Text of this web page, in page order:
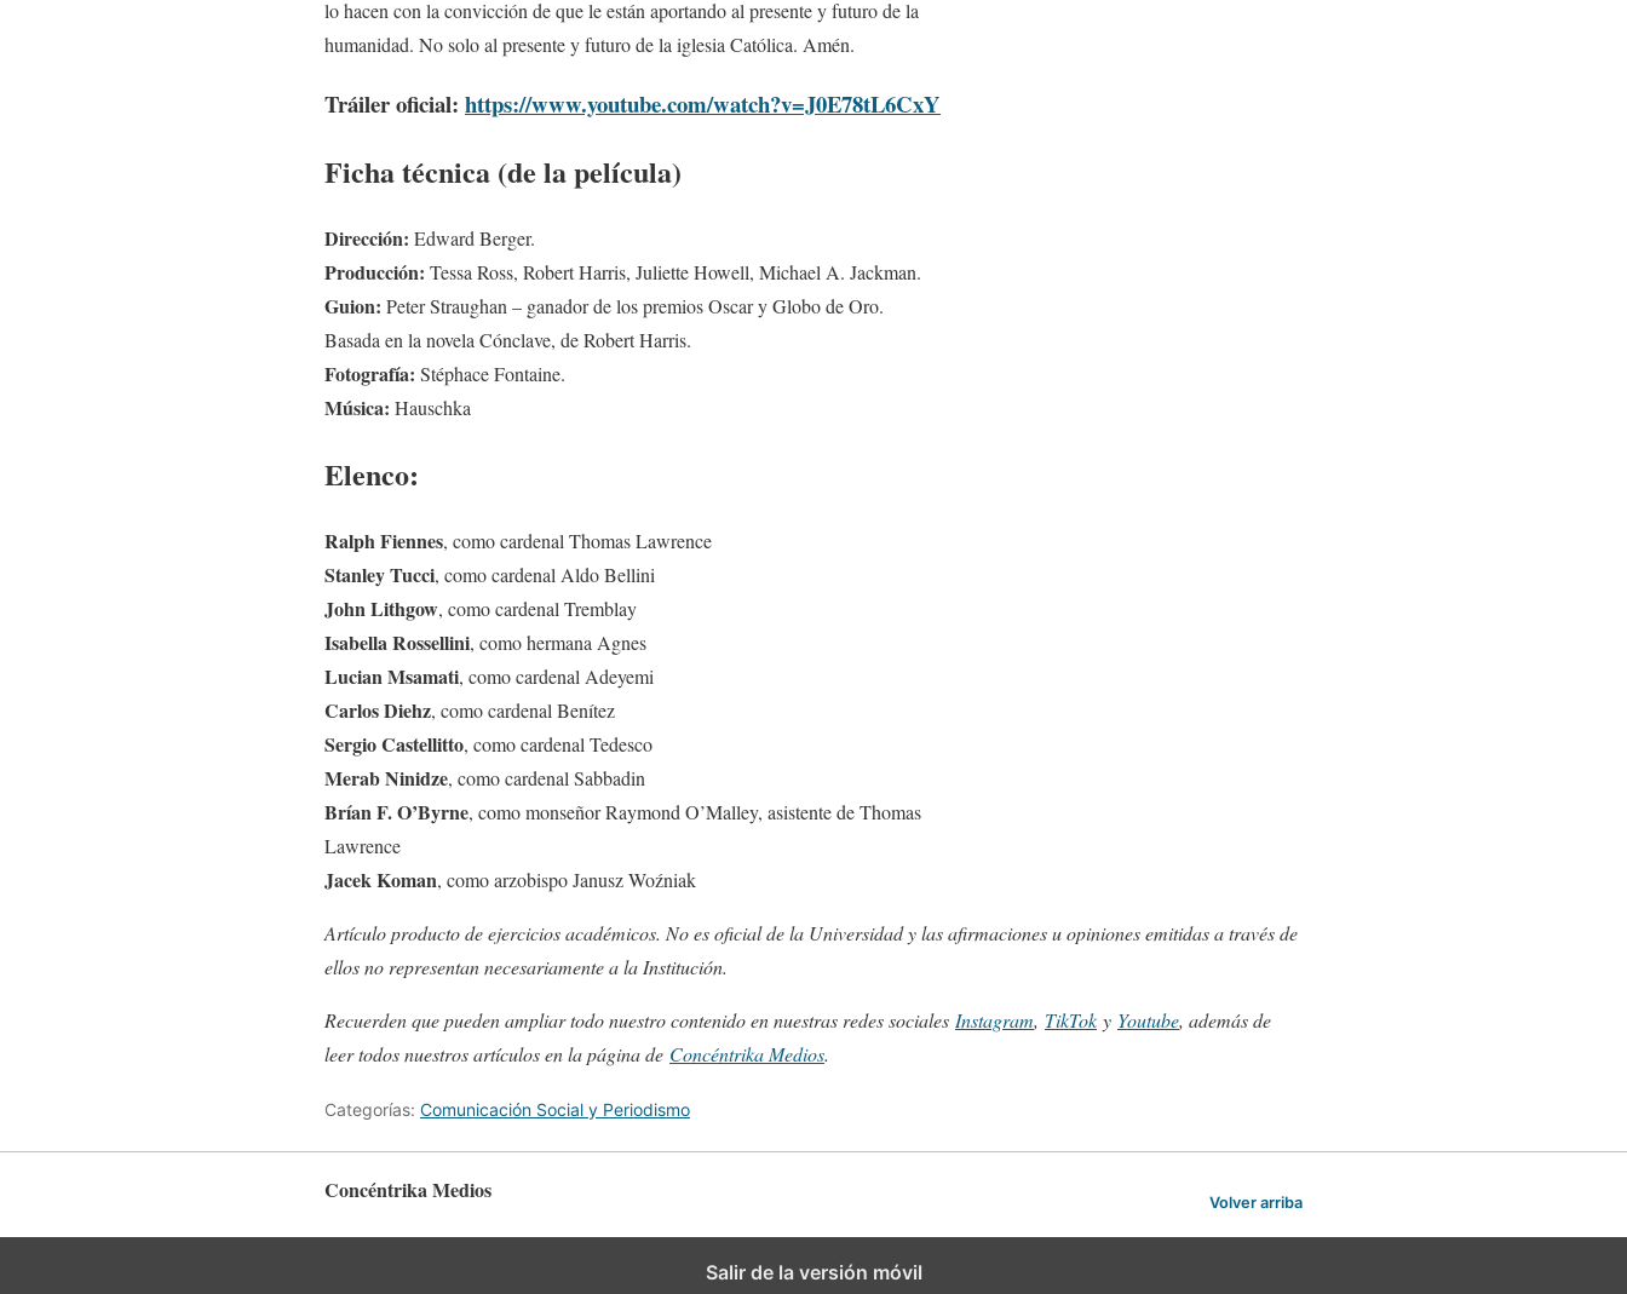
lo hacen con la convicción de que le están aportando al presente y futuro de la
humanidad. No solo al presente y futuro de la iglesia Católica. Amén.
Tráiler oficial: https://www.youtube.com/watch?v=J0E78tL6CxY
Ficha técnica (de la película)
Dirección: Edward Berger.
Producción: Tessa Ross, Robert Harris, Juliette Howell, Michael A. Jackman.
Guion: Peter Straughan – ganador de los premios Oscar y Globo de Oro.
Basada en la novela Cónclave, de Robert Harris.
Fotografía: Stéphace Fontaine.
Música: Hauschka
Elenco:
Ralph Fiennes, como cardenal Thomas Lawrence
Stanley Tucci, como cardenal Aldo Bellini
John Lithgow, como cardenal Tremblay
Isabella Rossellini, como hermana Agnes
Lucian Msamati, como cardenal Adeyemi
Carlos Diehz, como cardenal Benítez
Sergio Castellitto, como cardenal Tedesco
Merab Ninidze, como cardenal Sabbadin
Brían F. O’Byrne, como monseñor Raymond O’Malley, asistente de Thomas
Lawrence
Jacek Koman, como arzobispo Janusz Woźniak
Artículo producto de ejercicios académicos. No es oficial de la Universidad y las afirmaciones u opiniones emitidas a través de
ellos no representan necesariamente a la Institución.
Recuerden que pueden ampliar todo nuestro contenido en nuestras redes sociales Instagram, TikTok y Youtube, además de
leer todos nuestros artículos en la página de Concéntrika Medios.
Categorías: Comunicación Social y Periodismo
Concéntrika Medios Volver arriba
Salir de la versión móvil